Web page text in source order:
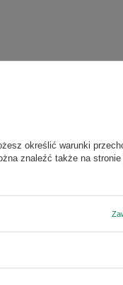
edycja dokumentów,
youtube)
normalne
określić warunki
znaleźć także na stronie